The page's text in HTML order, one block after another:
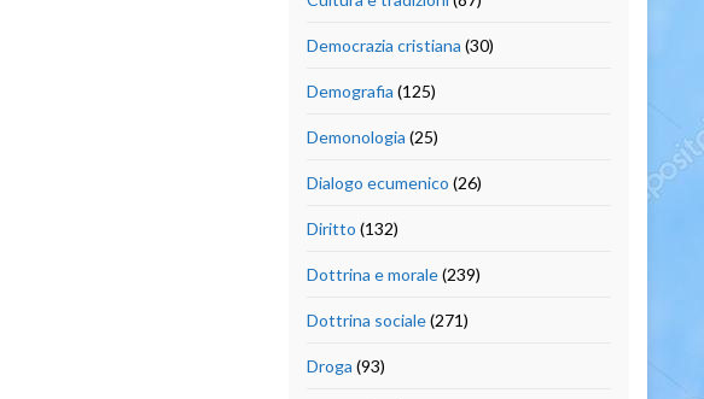
Democrazia cristiana (30)
Demografia (125)
Demonologia (25)
Dialogo ecumenico (26)
Diritto (132)
Dottrina e morale(239)
Dottrina sociale(271)
Droga (93)